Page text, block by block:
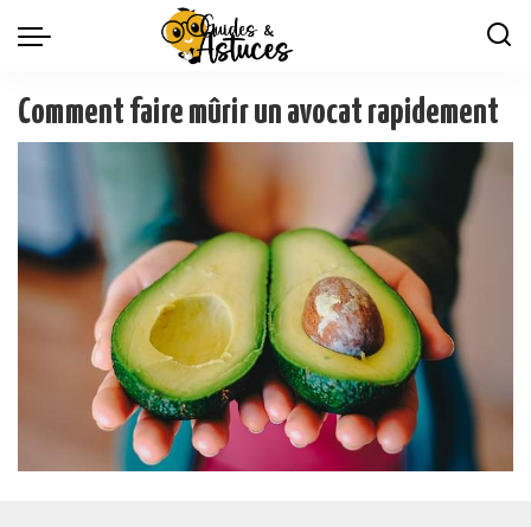
Comment faire mûrir un avocat rapidement